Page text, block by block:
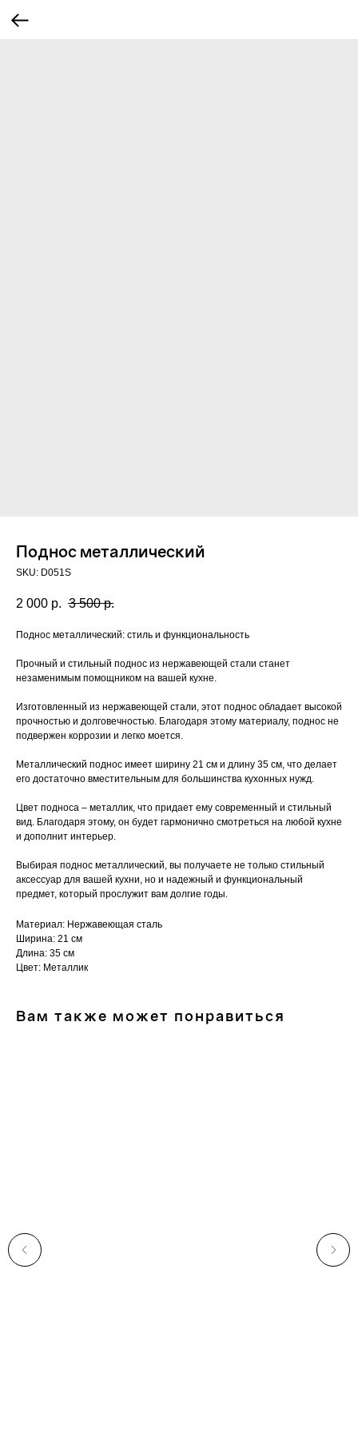
Поднос металлический
SKU: D051S
2 000 р. 3 500 р.
Поднос металлический: стиль и функциональность
Прочный и стильный поднос из нержавеющей стали станет
незаменимым помощником на вашей кухне.
Изготовленный из нержавеющей стали, этот поднос обладает высокой
прочностью и долговечностью. Благодаря этому материалу, поднос не
подвержен коррозии и легко моется.
Металлический поднос имеет ширину 21 см и длину 35 см, что делает
его достаточно вместительным для большинства кухонных нужд.
Цвет подноса – металлик, что придает ему современный и стильный
вид. Благодаря этому, он будет гармонично смотреться на любой кухне
и дополнит интерьер.
Выбирая поднос металлический, вы получаете не только стильный
аксессуар для вашей кухни, но и надежный и функциональный
предмет, который прослужит вам долгие годы.
Материал: Нержавеющая сталь
Ширина: 21 см
Длина: 35 см
Цвет: Металлик
Вам также может понравиться